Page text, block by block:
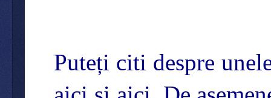
Puteți citi despre